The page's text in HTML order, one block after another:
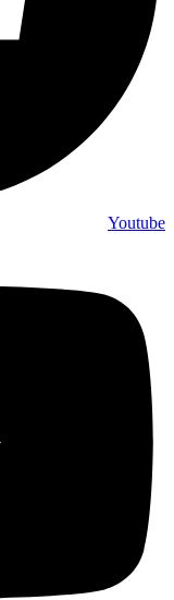
Youtube